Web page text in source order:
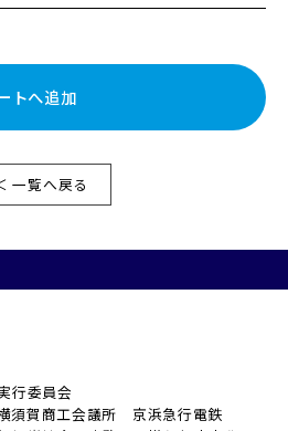
トへ追加
一覧へ戻る
行委員会
賀商工会議所 京浜急行電鉄